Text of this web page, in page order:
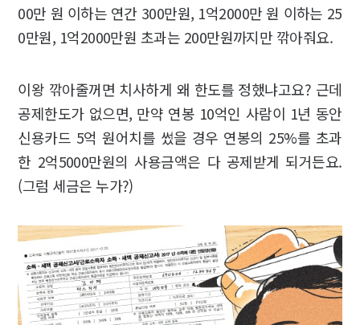
00만 원 이하는 연간 300만원, 1억2000만 원 이하는 25
0만원, 1억2000만원 초과는 200만원까지만 깎아줘요.
이왕 깎아줄꺼면 치사하게 왜 한도를 정했냐고요? 근데
공제한도가 없으면, 만약 연봉 10억인 사람이 1년 동안
신용카드 5억 원어치를 썼을 경우 연봉의 25%를 초과
한 2억5000만원의 사용금액은 다 공제받게 되거든요.
(그럼 세금은 누가?)